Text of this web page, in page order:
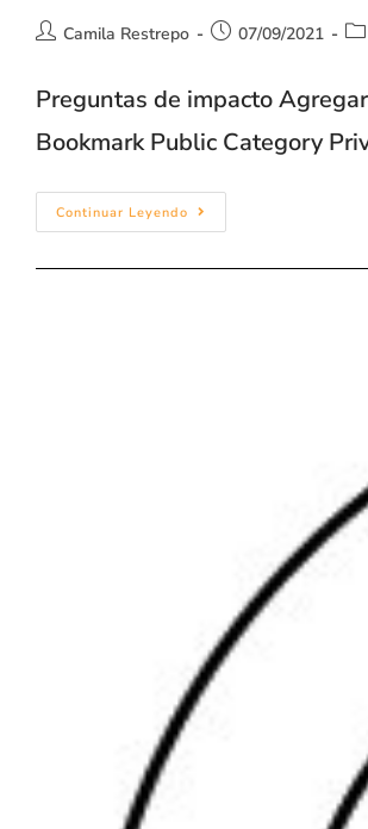
Camila Restrepo 07/09/2021
Preguntas de impacto
Bookmark Public Category
Continuar Leyendo